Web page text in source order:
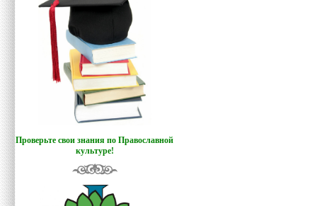
Проверьте свои знания по Православной
культуре!